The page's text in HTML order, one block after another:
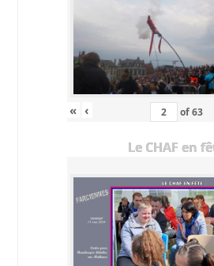
« ‹ of63
Le CHAF en